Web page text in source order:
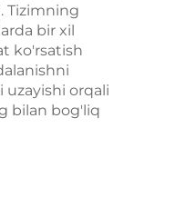
Tizimning
bir xil
ko'rsatish
orqali
bilan bog'liq